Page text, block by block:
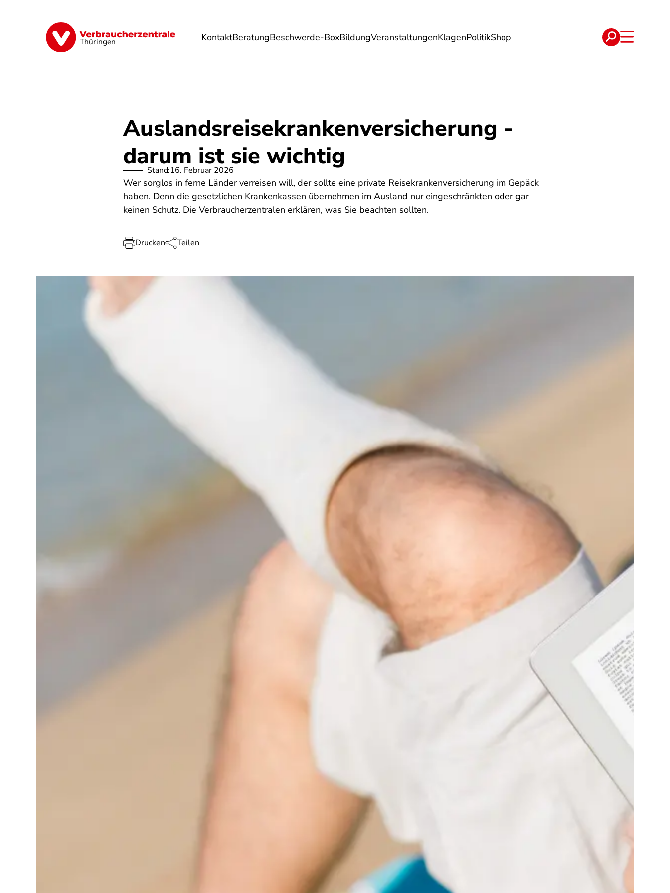
Thüringen KontaktBeratungBeschwerde-BoxBildungVeranstaltungenKlagenPolitikShop
Finanzen Digitales Lebensmittel Umwelt Gesundheit Energie Reise Verträge
Auslandsreisekrankenversicherung -
darum ist sie wichtig
Stand:16. Februar 2026
Wer sorglos in ferne Länder verreisen will, der sollte eine private Reisekrankenversicherung im Gepäck
haben. Denn die gesetzlichen Krankenkassen übernehmen im Ausland nur eingeschränkten oder gar
keinen Schutz. Die Verbraucherzentralen erklären, was Sie beachten sollten.
Drucken Teilen